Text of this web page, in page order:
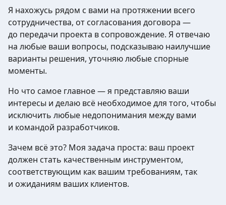
Я нахожусь рядом с вами на протяжении всего
сотрудничества, от согласования договора —
до передачи проекта в сопровождение. Я отвечаю
на любые ваши вопросы, подсказываю наилучшие
варианты решения, уточняю любые спорные
моменты.
Но что самое главное — я представляю ваши
интересы и делаю всё необходимое для того, чтобы
исключить любые недопонимания между вами
и командой разработчиков.
Зачем всё это? Моя задача проста: ваш проект
должен стать качественным инструментом,
соответствующим как вашим требованиям, так
и ожиданиям ваших клиентов.